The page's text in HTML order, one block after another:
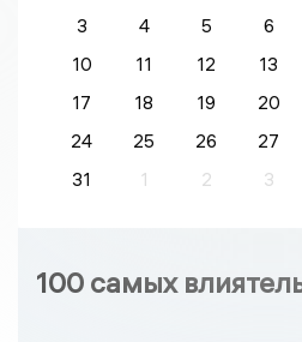
3
4 5 6
10
11 12 13
17
18 19 20
24
25 26 27
31
1 2 3
100 самых